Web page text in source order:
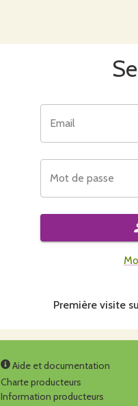
Email
Mot de passe
Première visite
Aide et documentation
Charte producteurs
Information producteurs